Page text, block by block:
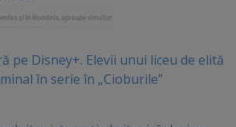
pe Disney+. Elevii unui liceu de elită
în serie în „Cioburile”